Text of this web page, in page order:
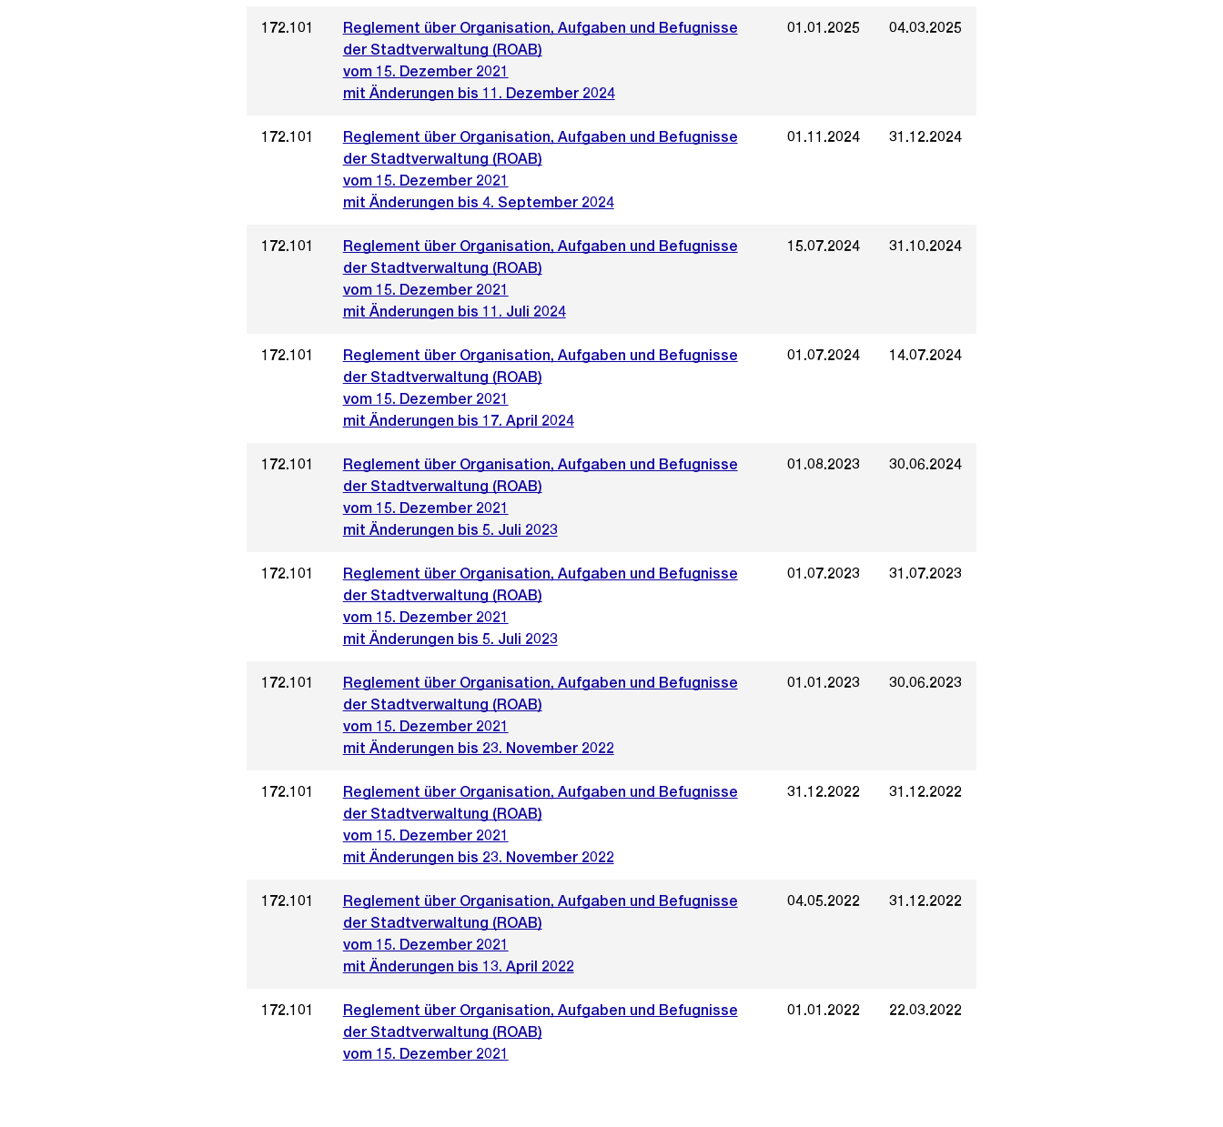
172.101
Reglement über Organisation, Aufgaben und Befugnisse
der Stadtverwaltung (ROAB)
vom 15. Dezember 2021
mit Änderungen bis 11. Dezember 2024
01.01.2025 04.03.2025
172.101
Reglement über Organisation, Aufgaben und Befugnisse
der Stadtverwaltung (ROAB)
vom 15. Dezember 2021
mit Änderungen bis 4. September 2024
01.11.2024 31.12.2024
172.101
Reglement über Organisation, Aufgaben und Befugnisse
der Stadtverwaltung (ROAB)
vom 15. Dezember 2021
mit Änderungen bis 11. Juli 2024
15.07.2024 31.10.2024
172.101
Reglement über Organisation, Aufgaben und Befugnisse
der Stadtverwaltung (ROAB)
vom 15. Dezember 2021
mit Änderungen bis 17. April 2024
01.07.2024 14.07.2024
172.101
Reglement über Organisation, Aufgaben und Befugnisse
der Stadtverwaltung (ROAB)
vom 15. Dezember 2021
mit Änderungen bis 5. Juli 2023
01.08.2023 30.06.2024
172.101
Reglement über Organisation, Aufgaben und Befugnisse
der Stadtverwaltung (ROAB)
vom 15. Dezember 2021
mit Änderungen bis 5. Juli 2023
01.07.2023 31.07.2023
172.101
Reglement über Organisation, Aufgaben und Befugnisse
der Stadtverwaltung (ROAB)
vom 15. Dezember 2021
mit Änderungen bis 23. November 2022
01.01.2023 30.06.2023
172.101
Reglement über Organisation, Aufgaben und Befugnisse
der Stadtverwaltung (ROAB)
vom 15. Dezember 2021
mit Änderungen bis 23. November 2022
31.12.2022 31.12.2022
172.101
Reglement über Organisation, Aufgaben und Befugnisse
der Stadtverwaltung (ROAB)
vom 15. Dezember 2021
mit Änderungen bis 13. April 2022
04.05.2022 31.12.2022
172.101
Reglement über Organisation, Aufgaben und Befugnisse
der Stadtverwaltung (ROAB)
vom 15. Dezember 2021
01.01.2022 22.03.2022